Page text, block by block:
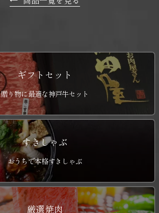
ギフトセット
贈り物に最適な神戸牛セット
すきしゃぶ
おうちで本格すきしゃぶ
厳選焼肉